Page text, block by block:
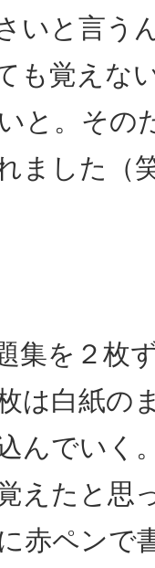
いと言う
も覚えな
と。その
ました（
集を２枚
は白紙の
んでいく
えたと思
赤ペンで